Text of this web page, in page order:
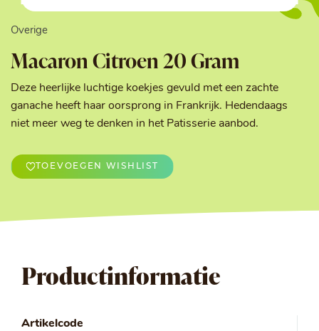
Overige
Macaron Citroen 20 Gram
Deze heerlijke luchtige koekjes gevuld met een zachte
ganache heeft haar oorsprong in Frankrijk. Hedendaags
niet meer weg te denken in het Patisserie aanbod.
TOEVOEGEN WISHLIST
Productinformatie
Artikelcode